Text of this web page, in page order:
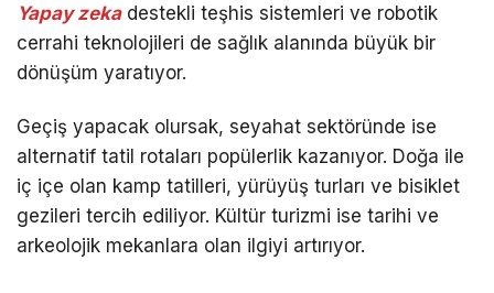
Yapay zekadestekli teşhis sistemleri ve robotik
cerrahi teknolojileri de sağlık alanında büyük bir
dönüşüm yaratıyor.
Geçiş yapacak olursak, seyahat sektöründe ise
alternatif tatil rotaları popülerlik kazanıyor. Doğa ile
iç içe olan kamp tatilleri, yürüyüş turları ve bisiklet
gezileri tercih ediliyor. Kültür turizmi ise tarihi ve
arkeolojik mekanlara olan ilgiyi artırıyor.